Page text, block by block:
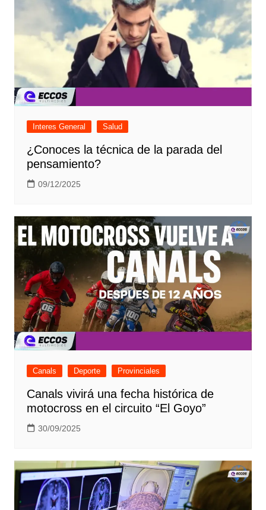
Interes General Salud
¿Conoces la técnica de la parada del
pensamiento?
09/12/2025
Canals Deporte Provinciales
Canals vivirá una fecha histórica de
motocross en el circuito “El Goyo”
30/09/2025